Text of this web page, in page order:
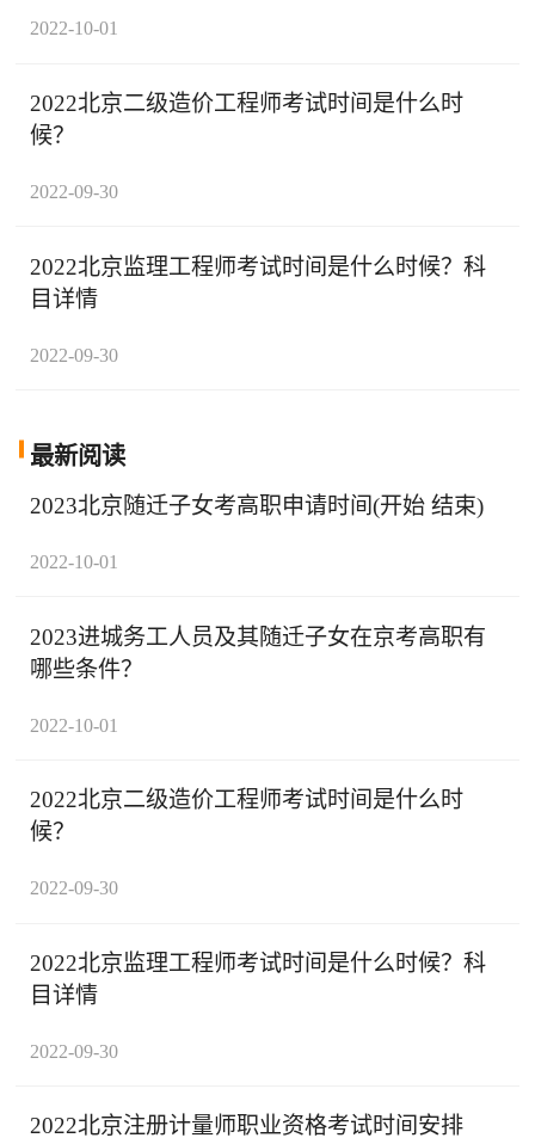
2022-10-01
2022北京二级造价工程师考试时间是什么时
候？
2022-09-30
2022北京监理工程师考试时间是什么时候？科
目详情
2022-09-30
最新阅读
2023北京随迁子女考高职申请时间(开始 结束)
2022-10-01
2023进城务工人员及其随迁子女在京考高职有
哪些条件？
2022-10-01
2022北京二级造价工程师考试时间是什么时
候？
2022-09-30
2022北京监理工程师考试时间是什么时候？科
目详情
2022-09-30
2022北京注册计量师职业资格考试时间安排